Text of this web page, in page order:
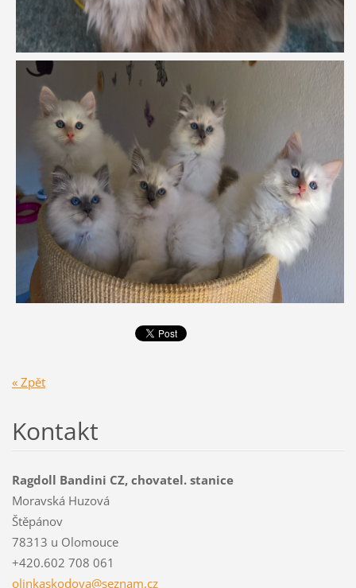
« Zpět
Kontakt
Ragdoll Bandini CZ, chovatel. stanice
Moravská Huzová
Štěpánov
78313 u Olomouce
+420.602 708 061
olinkaskodova@seznam.cz